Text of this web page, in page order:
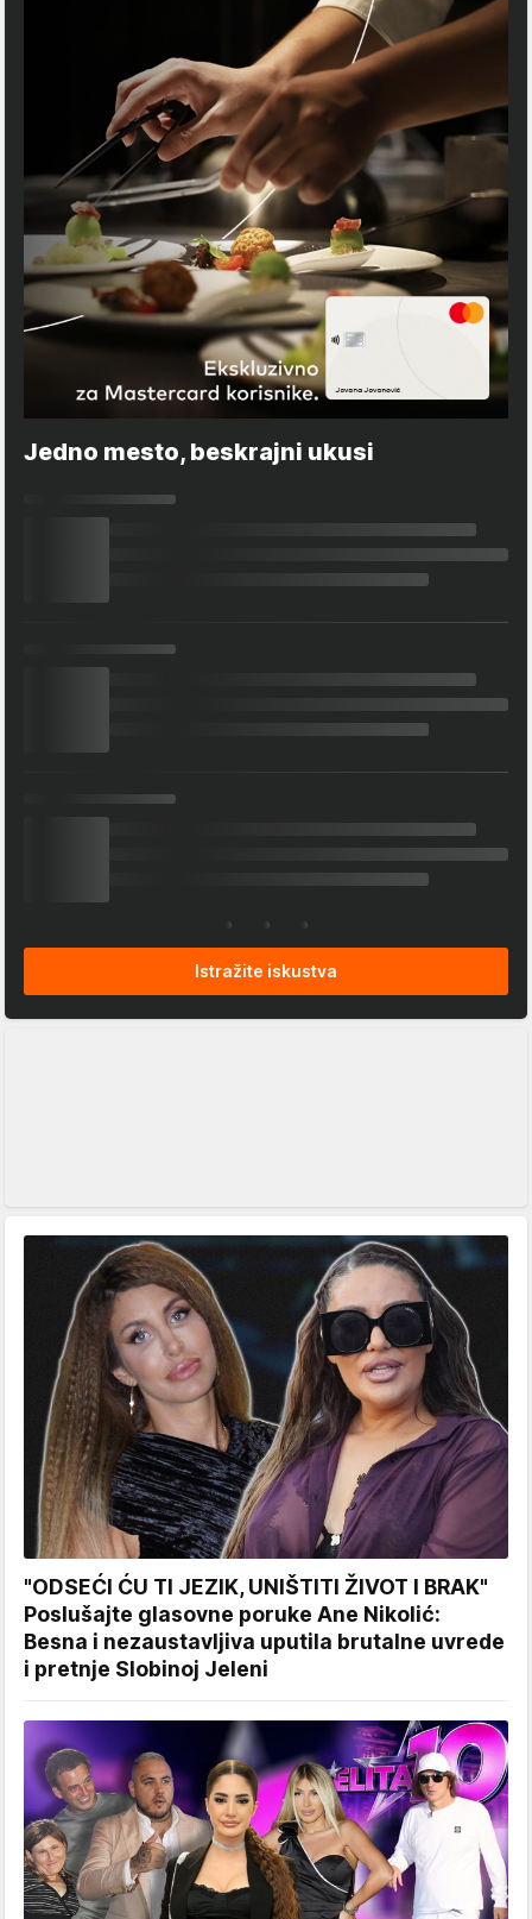
Jedno mesto, beskrajni ukusi
Istražite iskustva
"ODSEĆI ĆU TI JEZIK, UNIŠTITI ŽIVOT I BRAK"
Poslušajte glasovne poruke Ane Nikolić:
Besna i nezaustavljiva uputila brutalne uvrede
i pretnje Slobinoj Jeleni